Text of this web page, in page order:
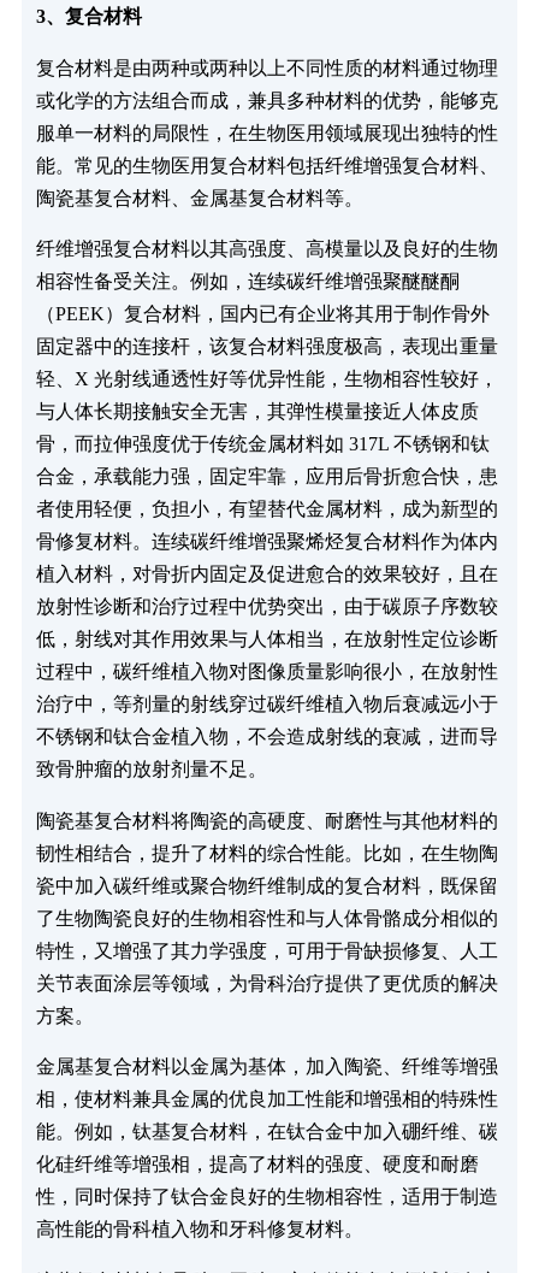
3、复合材料
复合材料是由两种或两种以上不同性质的材料通过物理
或化学的方法组合而成，兼具多种材料的优势，能够克
服单一材料的局限性，在生物医用领域展现出独特的性
能。常见的生物医用复合材料包括纤维增强复合材料、
陶瓷基复合材料、金属基复合材料等。
纤维增强复合材料以其高强度、高模量以及良好的生物
相容性备受关注。例如，连续碳纤维增强聚醚醚酮
（PEEK）复合材料，国内已有企业将其用于制作骨外
固定器中的连接杆，该复合材料强度极高，表现出重量
轻、X 光射线通透性好等优异性能，生物相容性较好，
与人体长期接触安全无害，其弹性模量接近人体皮质
骨，而拉伸强度优于传统金属材料如 317L 不锈钢和钛
合金，承载能力强，固定牢靠，应用后骨折愈合快，患
者使用轻便，负担小，有望替代金属材料，成为新型的
骨修复材料。连续碳纤维增强聚烯烃复合材料作为体内
植入材料，对骨折内固定及促进愈合的效果较好，且在
放射性诊断和治疗过程中优势突出，由于碳原子序数较
低，射线对其作用效果与人体相当，在放射性定位诊断
过程中，碳纤维植入物对图像质量影响很小，在放射性
治疗中，等剂量的射线穿过碳纤维植入物后衰减远小于
不锈钢和钛合金植入物，不会造成射线的衰减，进而导
致骨肿瘤的放射剂量不足。
陶瓷基复合材料将陶瓷的高硬度、耐磨性与其他材料的
韧性相结合，提升了材料的综合性能。比如，在生物陶
瓷中加入碳纤维或聚合物纤维制成的复合材料，既保留
了生物陶瓷良好的生物相容性和与人体骨骼成分相似的
特性，又增强了其力学强度，可用于骨缺损修复、人工
关节表面涂层等领域，为骨科治疗提供了更优质的解决
方案。
金属基复合材料以金属为基体，加入陶瓷、纤维等增强
相，使材料兼具金属的优良加工性能和增强相的特殊性
能。例如，钛基复合材料，在钛合金中加入硼纤维、碳
化硅纤维等增强相，提高了材料的强度、硬度和耐磨
性，同时保持了钛合金良好的生物相容性，适用于制造
高性能的骨科植入物和牙科修复材料。